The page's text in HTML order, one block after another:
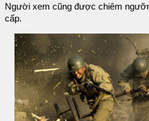
Người xem cũng được chiêm
cấp.